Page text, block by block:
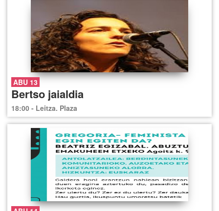
ABU 13
Bertso jaialdia
18:00 - Leitza. Plaza